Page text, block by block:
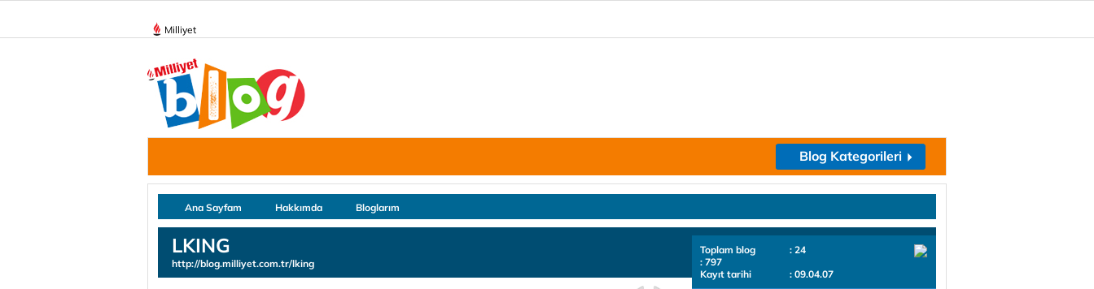
Milliyet
Blog Kategorileri
Ana Sayfam Hakkımda Bloglarım
LKING
http://blog.milliyet.com.tr/lking
Toplam blog
: 24
: 797
Kayıt tarihi
: 09.04.07